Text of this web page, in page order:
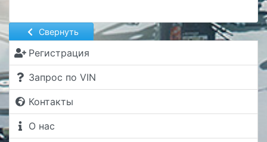
Свернуть
Регистрация
Запрос по VIN
Контакты
О нас